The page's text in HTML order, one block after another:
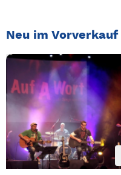
Neu im Vorverkauf